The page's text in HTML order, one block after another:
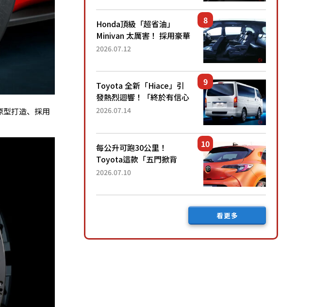
打造、採用
運動化「底盤設定」！還配
備專屬豪華...
Honda頂級「超省油」
Minivan 太厲害！ 採用豪華
「真皮座椅」與專屬「黑色
公里，兼具優異節能表現與
舒適「三...
2026.07.12
Toyota 全新「Hiace」引
發熱烈迴響！「終於有信心
下訂了！」「哪個等級交車
後竟然還要等「超過半年」
才能交車？...
2026.07.14
每公升可跑30公里！
Toyota這款「五門掀背
車」真的很厲害！ 擁有全
尺寸」，配備全面升級！
2026.07.10
看更多